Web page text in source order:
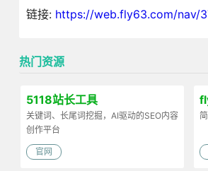
链接: https://web.fly63.com/nav/
热门资源
5118站长工具
关键词、长尾词挖掘，AI驱动的SEO内容
创作平台
官网